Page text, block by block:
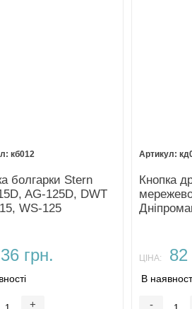
кб012
болгарки Stern
AG-125D, DWT
WS-125
36 грн.
+
Кнопка
ЦІНА: 82
В
-